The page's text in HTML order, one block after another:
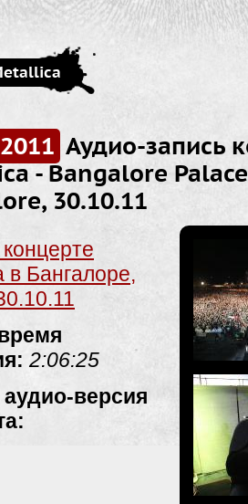
Аудио-запись
- Bangalore
30.10.11
в Бангалоре,
2:06:25
версия